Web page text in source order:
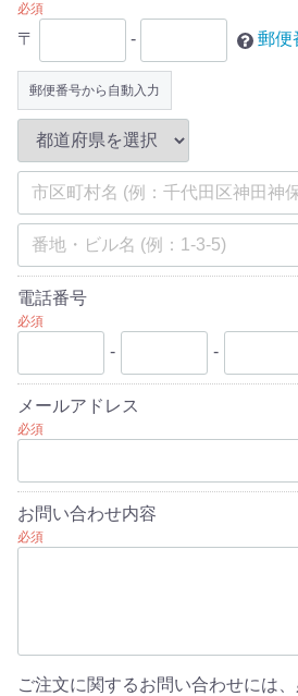
必須
〒 - 郵便
郵便番号から自動入力
電話番号
必須
- -
メールアドレス
必須
お問い合わせ内容
必須
ご注文に関するお問い合わせには